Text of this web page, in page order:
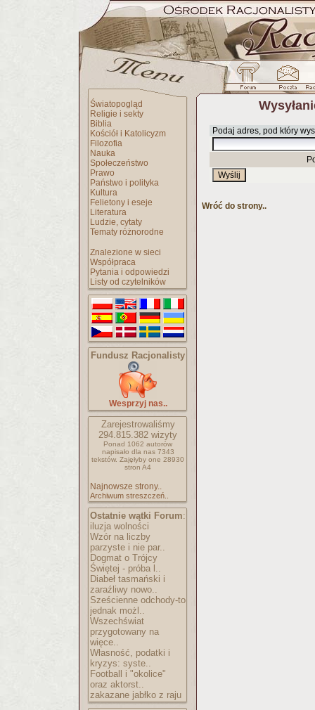
Światopogląd
Religie i sekty
Biblia
Kościół i Katolicyzm
Filozofia
Nauka
Społeczeństwo
Prawo
Państwo i polityka
Kultura
Felietony i eseje
Literatura
Ludzie, cytaty
Tematy różnorodne
Znalezione w sieci
Współpraca
Pytania i odpowiedzi
Listy od czytelników
Fundusz Racjonalisty
Wesprzyj nas..
Zarejestrowaliśmy
294.815.382 wizyty
Ponad 1062 autorów
napisało dla nas 7343
tekstów. Zajęłyby one 28930
stron A4
Najnowsze strony..
Archiwum streszczeń..
Ostatnie wątki Forum:
iluzja wolności
Wzór na liczby
parzyste i nie par..
Dogmat o Trójcy
Świętej - próba l..
Diabeł tasmański i
zaraźliwy nowo..
Sześcienne odchody-to
jednak możl..
Wszechświat
przygotowany na
więce..
Własność, podatki i
kryzys: syste..
Football i "okolice"
oraz aktorst..
zakazane jabłko z raju
Podaj adres, pod który
Wróć do strony..